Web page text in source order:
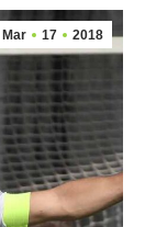
Mar 17 2018